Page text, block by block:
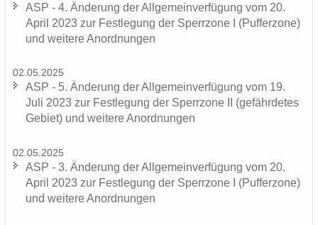
ASP - 4. Än­de­rung der All­ge­mein­ver­fü­gung vom 20.
April 2023 zur Fest­le­gung der Sperr­zo­ne I (Puf­fer­zo­ne)
und wei­te­re An­ord­nun­gen
02.05.2025
ASP - 5. Än­de­rung der All­ge­mein­ver­fü­gung vom 19.
Juli 2023 zur Fest­le­gung der Sperr­zo­ne II (ge­fähr­de­tes
Ge­biet) und wei­te­re An­ord­nun­gen
02.05.2025
ASP - 3. Än­de­rung der All­ge­mein­ver­fü­gung vom 20.
April 2023 zur Fest­le­gung der Sperr­zo­ne I (Puf­fer­zo­ne)
und wei­te­re An­ord­nun­gen